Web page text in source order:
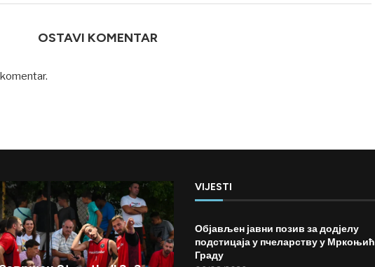
OSTAVI KOMENTAR
VIJESTI
Објављен јавни позив за додјелу
подстицаја у пчеларству у Мркоњић
Граду